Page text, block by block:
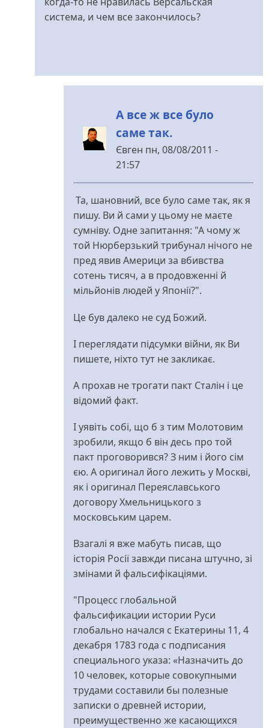
система, и чем все закончилось?
А все ж все було
саме так.
Євген пн, 08/08/2011 -
21:57
У
відповідь
до
***
від
rezon
Та, шановний, все було саме так, як я
пишу. Ви й сами у цьому не маєте
сумніву. Одне запитання: "А чому ж
той Нюрберзький трибунал нічого не
пред явив Америци за вбивства
сотень тисяч, а в продовженні й
мільйонів людей у Японії?".
Це був далеко не суд Божий.
І переглядати підсумки війни, як Ви
пишете, ніхто тут не закликає.
А прохав не трогати пакт Сталін і це
відомий факт.
І уявіть собі, що б з тим Молотовим
зробили, якщо б він десь про той
пакт проговорився? З ним і його сім
єю. А оригинал його лежить у Москві,
як і оригинал Переяславського
договору Хмельницького з
московським царем.
Взагалі я вже мабуть писав, що
історія Росії завжди писана штучно, зі
змінами й фальсифікаціями.
"Процесс глобальной
фальсификации истории Руси
глобально начался с Екатерины 11, 4
декабря 1783 года с подписания
специального указа: «Назначить до
10 человек, которые совокупными
трудами составили бы полезные
записки о древней истории,
преимущественно же касающихся